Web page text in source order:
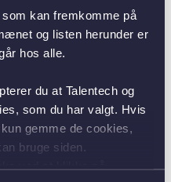
kan fremkomme på
og listen herunder er
hos alle.
du at Talentech og
som du har valgt. Hvis
gemme de cookies,
bruge siden.